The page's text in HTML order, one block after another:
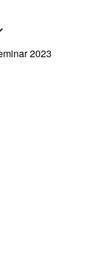
von
2023